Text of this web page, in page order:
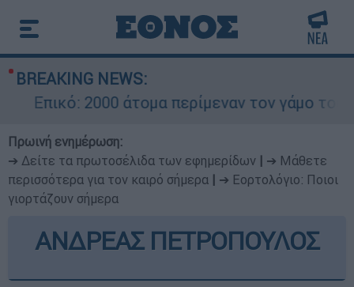
BREAKING NEWS:
Επικό: 2000 άτομα περίμεναν τον γάμο του
Πρωινή ενημέρωση:
➔ Δείτε τα πρωτοσέλιδα των εφημερίδων
➔ Μάθετε
περισσότερα για τον καιρό σήμερα
➔ Εορτολόγιο: Ποιοι
γιορτάζουν σήμερα
ΑΝΔΡΕΑΣ ΠΕΤΡΟΠΟΥΛΟΣ